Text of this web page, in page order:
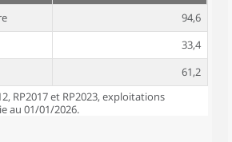
94,6
33,4
61,2
RP2017 et RP2023, exploitations
au 01/01/2026.